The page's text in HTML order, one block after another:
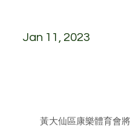
Jan 11, 2023
黃大仙區康樂體育會